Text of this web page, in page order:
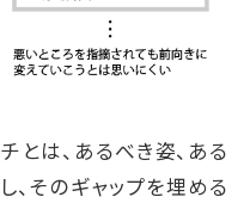
とは、あるべき姿、ある
、そのギャップを埋める